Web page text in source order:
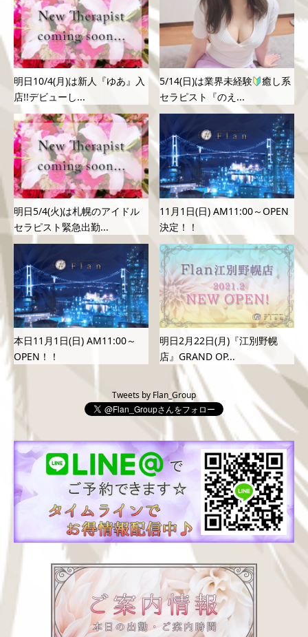
明日10/4(月)は新人『ゆあ』入
店!!デビューし...
5/14(日)は業界未経験
癒し系
セラピスト『のえ...
明日5/4(火)は札幌のアイドル
セラピスト緊急出勤...
11月1日(日) AM11:00～OPEN
決定！！
本日11月1日(日) AM11:00～
OPEN！！
明日2月22日(月)『江別野幌
店』GRAND OP...
Tweets by Flan_Group